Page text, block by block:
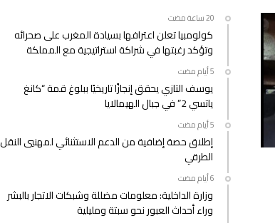
الوحدة
الترابية
مغلقة
كولومبيا تعلن اعترافها بسيادة المغرب على صحرائه
وتؤكد رغبتها في شراكة استراتيجية مع المملكة
يوسف التازي يحقق إنجازًا تاريخيًا ببلوغ قمة “كانغ
ياتسي 2” في جبال الهيمالايا
إطلاق حصة إضافية من الدعم الاستثنائي لمهنيي النقل
الطرقي
وزارة الداخلية: معلومات مضللة وشبكات الاتجار بالبشر
وراء أحداث العبور نحو سبتة ومليلية